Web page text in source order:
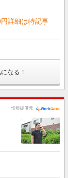
詳細は特記事
なる！
情報提供元